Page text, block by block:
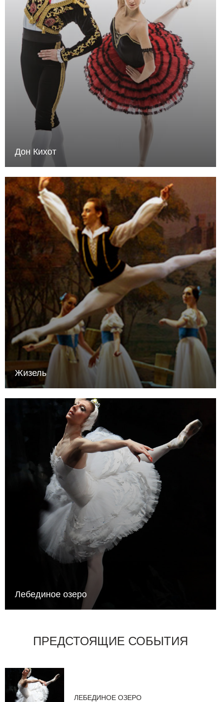
Дон Кихот
Жизель
Лебединое озеро
ПРЕДСТОЯЩИЕ СОБЫТИЯ
ЛЕБЕДИНОЕ ОЗЕРО